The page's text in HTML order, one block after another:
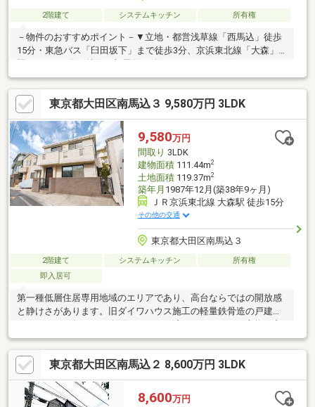
2階建て システムキッチン 所有権
－物件のおすすめポイント－▼立地・都営浅草線「西馬込」徒歩
15分・東急バス「臼田坂下」まで徒歩3分、京浜東北線「大森」
面するサンルーム付・和室2室に面する南東向きバルコニー有▼設
備・1616サイズの浴室・各階にトイレ・全館空調システム▼周辺
環境・スーパーキタムラ 徒歩5分(約350m)・セブンイレブン大田
区南馬込4丁目店 徒歩2分(約140m)※間取図は概略図につき、現況
と異なる場合があります■ ご希望の住まい探しをお手伝いします
━━━━━・・・物件の詳細・ご相談はお気軽にお問い合わせく
ださい。
東京都大田区南馬込３ 9,580万円 3LDK
9,580万円
間取り 3LDK
建物面積111.44m2
土地面積119.37m2
築年月 1987年12月(築38年9ヶ月)
ＪＲ京浜東北線 大森駅 徒歩15分
その他の交通
東京都大田区南馬込３
2階建て システムキッチン
所有権
即入居可
第一種低層住居専用地域のエリアであり、高台ならではの開放感
と静けさがあります。旧ダイワハウス施工の軽量鉄骨造の戸建て
関ドア交換・LDK床塗り替えLDK東側壁貼替・出窓に２重サッシ
設置・玄関廊下壁紙貼替）JR京浜東北線「大森」駅が利用でき都
営浅草線の始発駅でもある「西馬込」駅や「馬込」駅も利用可能
です
東京都大田区南馬込２ 8,600万円 3LDK
8,600万円